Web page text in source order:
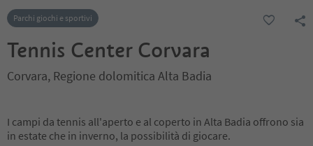
Parchi giochi e sportivi
Tennis Center Corvara
Corvara, Regione dolomitica Alta Badia
I campi da tennis all'aperto e al coperto in Alta Badia offrono sia
in estate che in inverno, la possibilità di giocare.